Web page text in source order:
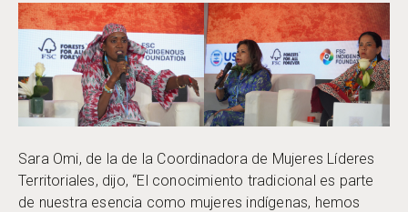
Sara Omi, de la de la Coordinadora de Mujeres Líderes
Territoriales, dijo, “El conocimiento tradicional es parte
de nuestra esencia como mujeres indígenas, hemos